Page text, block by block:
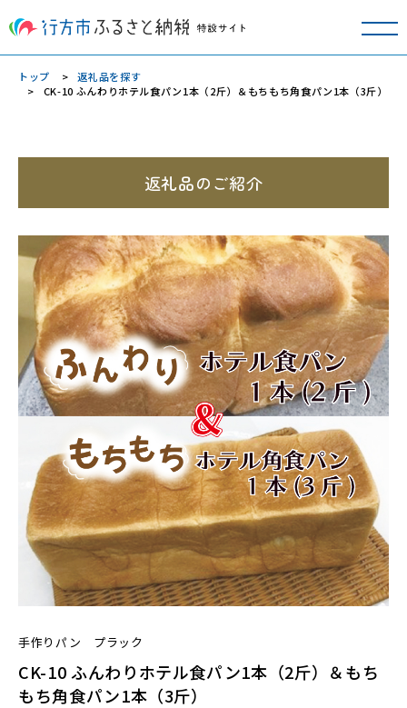
トップ
返礼品を探す
CK-10 ふんわりホテル食パン1本（2斤）＆もちもち角食パン1本（3斤）
返礼品のご紹介
手作りパン プラック
CK-10 ふんわりホテル食パン1本（2斤）＆もち
もち角食パン1本（3斤）